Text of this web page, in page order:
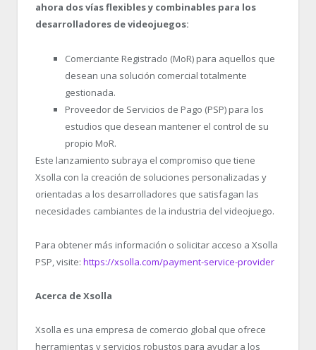
ahora dos vías flexibles y combinables para los
desarrolladores de videojuegos:
Comerciante Registrado (MoR) para aquellos que
desean una solución comercial totalmente
gestionada.
Proveedor de Servicios de Pago (PSP) para los
estudios que desean mantener el control de su
propio MoR.
Este lanzamiento subraya el compromiso que tiene
Xsolla con la creación de soluciones personalizadas y
orientadas a los desarrolladores que satisfagan las
necesidades cambiantes de la industria del videojuego.
Para obtener más información o solicitar acceso a Xsolla
PSP, visite: https://xsolla.com/payment-service-provider
Acerca de Xsolla
Xsolla es una empresa de comercio global que ofrece
herramientas y servicios robustos para ayudar a los